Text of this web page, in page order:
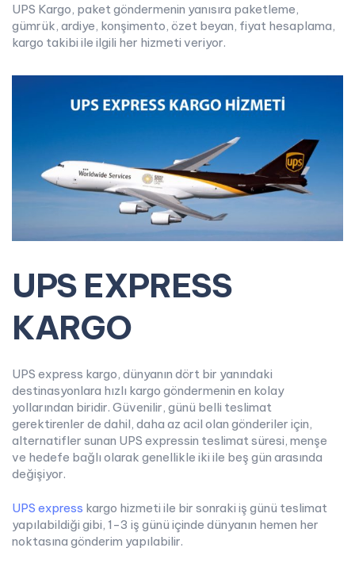
UPS Kargo, paket göndermenin yanısıra paketleme,
gümrük, ardiye, konşimento, özet beyan, fiyat hesaplama,
kargo takibi ile ilgili her hizmeti veriyor.
UPS EXPRESS
KARGO
UPS express kargo, dünyanın dört bir yanındaki
destinasyonlara hızlı kargo göndermenin en kolay
yollarından biridir. Güvenilir, günü belli teslimat
gerektirenler de dahil, daha az acil olan gönderiler için,
alternatifler sunan UPS expressin teslimat süresi, menşe
ve hedefe bağlı olarak genellikle iki ile beş gün arasında
değişiyor.
UPS express kargo hizmeti ile bir sonraki iş günü teslimat
yapılabildiği gibi, 1-3 iş günü içinde dünyanın hemen her
noktasına gönderim yapılabilir.